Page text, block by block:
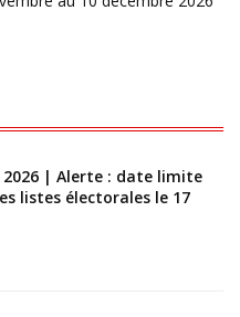
2026 | Alerte : date limite
listes électorales le 17